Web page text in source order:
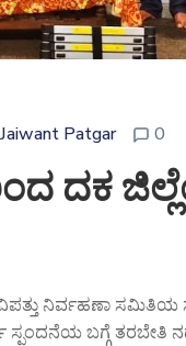
Patgar 0
ದಕ
ವಿಪತ್ತು ನಿರ್ವಹಣಾ
ಬಗ್ಗೆ ತರಬೇತಿ